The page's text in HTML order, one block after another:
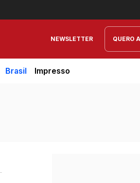
NEWSLETTER QUERO
Brasil Impresso